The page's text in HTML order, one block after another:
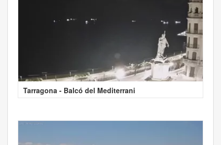
Tarragona - Balcó del Mediterrani